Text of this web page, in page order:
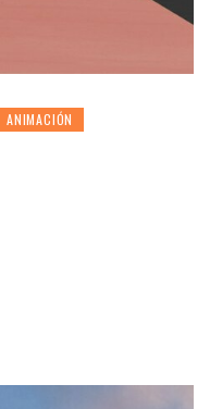
ANIMACIÓN